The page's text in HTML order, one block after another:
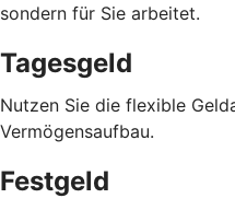
sondern für Sie arbeitet.
Tagesgeld
Nutzen Sie die flexible
Vermögensaufbau.
Festgeld